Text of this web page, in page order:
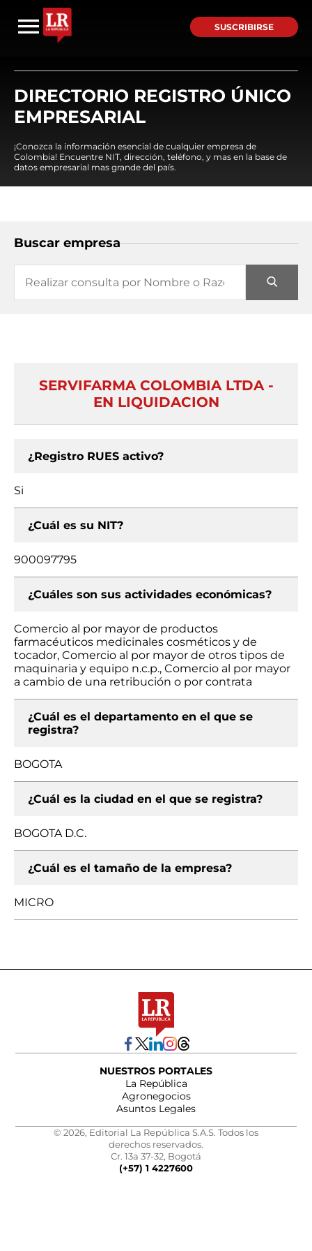
SUSCRIBIRSE
DIRECTORIO REGISTRO ÚNICO
EMPRESARIAL
¡Conozca la información esencial de cualquier empresa de
Colombia! Encuentre NIT, dirección, teléfono, y mas en la base de
datos empresarial mas grande del país.
Buscar empresa
SERVIFARMA COLOMBIA LTDA -
EN LIQUIDACION
¿Registro RUES activo?
Si
¿Cuál es su NIT?
900097795
¿Cuáles son sus actividades económicas?
Comercio al por mayor de productos
farmacéuticos medicinales cosméticos y de
tocador, Comercio al por mayor de otros tipos de
maquinaria y equipo n.c.p., Comercio al por mayor
a cambio de una retribución o por contrata
¿Cuál es el departamento en el que se
registra?
BOGOTA
¿Cuál es la ciudad en el que se registra?
BOGOTA D.C.
¿Cuál es el tamaño de la empresa?
MICRO
NUESTROS PORTALES
La República
Agronegocios
Asuntos Legales
© 2026, Editorial La República S.A.S. Todos los
derechos reservados.
Cr. 13a 37-32, Bogotá
(+57) 1 4227600